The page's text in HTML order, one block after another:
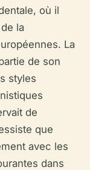
où il
la
La
de son
styles
de
que
avec les
dans